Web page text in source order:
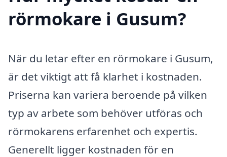
rörmokare i Gusum?
När du letar efter en rörmokare i Gusum,
är det viktigt att få klarhet i kostnaden.
Priserna kan variera beroende på vilken
typ av arbete som behöver utföras och
rörmokarens erfarenhet och expertis.
Generellt ligger kostnaden för en